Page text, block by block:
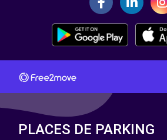
PLACES DE PARKING